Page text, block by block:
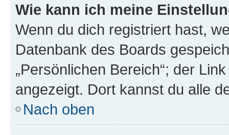
Wie kann ich meine
Wenn du dich registriert hast,
Datenbank des Boards
„Persönlichen Bereich“; der
angezeigt. Dort kannst du alle
Nach oben